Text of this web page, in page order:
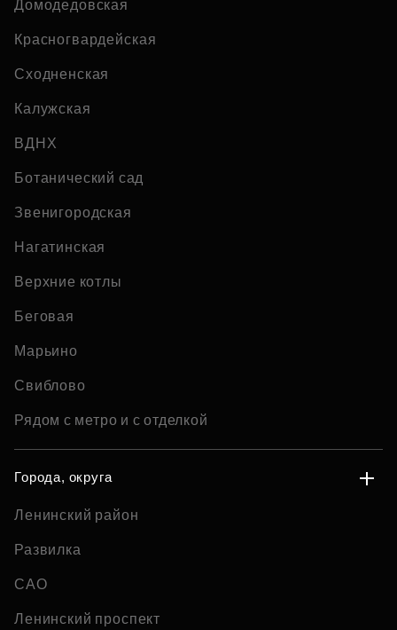
Домодедовская
Красногвардейская
Сходненская
Калужская
ВДНХ
Ботанический сад
Звенигородская
Нагатинская
Верхние котлы
Беговая
Марьино
Свиблово
Рядом с метро и с отделкой
Города, округа
Ленинский район
Развилка
САО
Ленинский проспект